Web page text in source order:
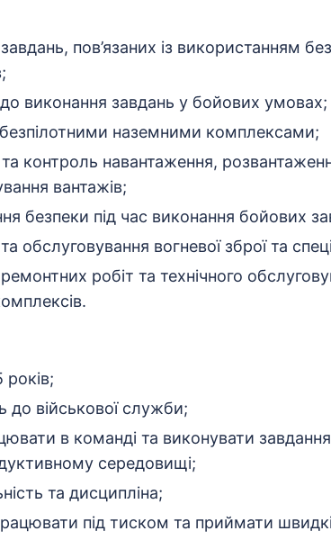
пов’язаних із використанням
до виконання завдань у бойових умовах;
наземними комплексами;
та контроль навантаження,
вантажів;
безпеки під час виконання бойових
обслуговування вогневої зброї та
робіт та технічного
років;
до військової служби;
в команді та виконувати
середовищі;
та дисципліна;
під тиском та приймати